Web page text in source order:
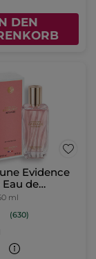
DEN
Evidence
de
ml
(630)